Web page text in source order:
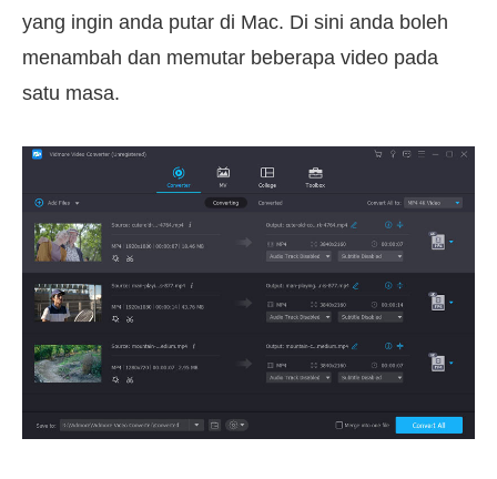
yang ingin anda putar di Mac. Di sini anda boleh
menambah dan memutar beberapa video pada
satu masa.